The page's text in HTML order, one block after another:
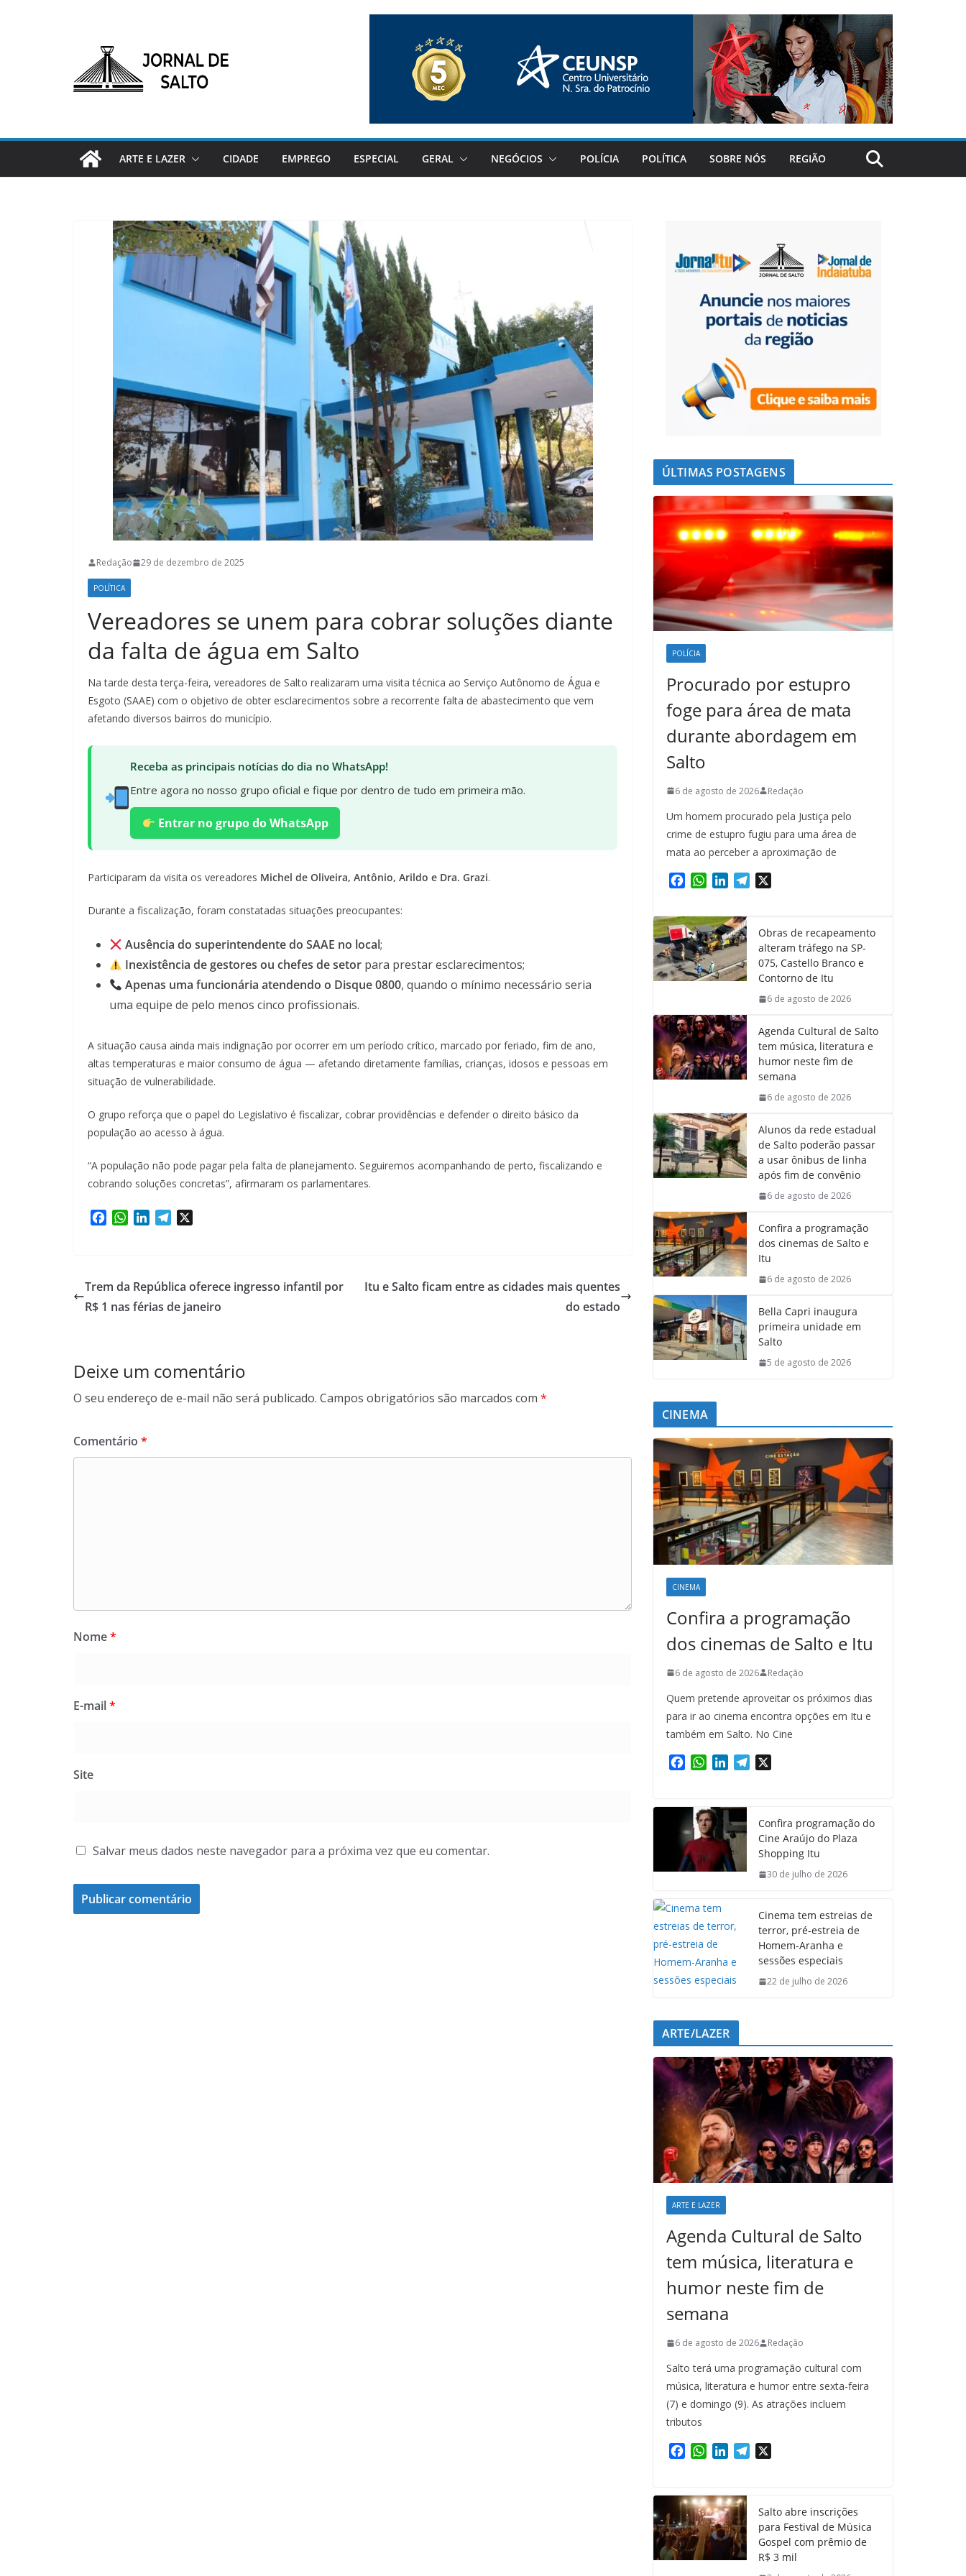
ARTE E LAZER CIDADE EMPREGO ESPECIAL GERAL NEGÓCIOS POLÍCIA POLÍTICA SOBRE NÓS REGIÃO
Redação 29 de dezembro de 2025
POLÍTICA
Vereadores se unem para cobrar soluções diante
da falta de água em Salto
Na tarde desta terça-feira, vereadores de Salto realizaram uma visita técnica ao Serviço Autônomo de Água e
Esgoto (SAAE) com o objetivo de obter esclarecimentos sobre a recorrente falta de abastecimento que vem
afetando diversos bairros do município.
Receba as principais notícias do dia no WhatsApp!
Entre agora no nosso grupo oficial e fique por dentro de tudo em primeira mão.
Entrar no grupo do WhatsApp
Participaram da visita os vereadores Michel de Oliveira, Antônio, Arildo e Dra. Grazi.
Durante a fiscalização, foram constatadas situações preocupantes:
Ausência do superintendente do SAAE no local;
Inexistência de gestores ou chefes de setor para prestar esclarecimentos;
Apenas uma funcionária atendendo o Disque 0800, quando o mínimo necessário seria
uma equipe de pelo menos cinco profissionais.
A situação causa ainda mais indignação por ocorrer em um período crítico, marcado por feriado, fim de ano,
altas temperaturas e maior consumo de água — afetando diretamente famílias, crianças, idosos e pessoas em
situação de vulnerabilidade.
O grupo reforça que o papel do Legislativo é fiscalizar, cobrar providências e defender o direito básico da
população ao acesso à água.
“A população não pode pagar pela falta de planejamento. Seguiremos acompanhando de perto, fiscalizando e
cobrando soluções concretas”, afirmaram os parlamentares.
b
o
o
W
s
A
p
e
d
I
g
r
a
Trem da República oferece ingresso infantil por
R$ 1 nas férias de janeiro
Itu e Salto ficam entre as cidades mais quentes
do estado
Deixe um comentário
O seu endereço de e-mail não será publicado. Campos obrigatórios são marcados com *
Comentário *
Nome*
E-mail*
Site
Salvar meus dados neste navegador para a próxima vez que eu comentar.
ÚLTIMAS POSTAGENS
POLÍCIA
Procurado por estupro
foge para área de mata
durante abordagem em
Salto
6 de agosto de 2026 Redação
Um homem procurado pela Justiça pelo
crime de estupro fugiu para uma área de
mata ao perceber a aproximação de
c
e
b
o
o
W
a
t
s
A
p
n
k
e
d
I
Obras de recapeamento
alteram tráfego na SP-
075, Castello Branco e
Contorno de Itu
6 de agosto de 2026
Agenda Cultural de Salto
tem música, literatura e
humor neste fim de
semana
6 de agosto de 2026
Alunos da rede estadual
de Salto poderão passar
a usar ônibus de linha
após fim de convênio
6 de agosto de 2026
Confira a programação
dos cinemas de Salto e
Itu
6 de agosto de 2026
Bella Capri inaugura
primeira unidade em
Salto
5 de agosto de 2026
CINEMA
CINEMA
Confira a programação
dos cinemas de Salto e Itu
6 de agosto de 2026 Redação
Quem pretende aproveitar os próximos dias
para ir ao cinema encontra opções em Itu e
também em Salto. No Cine
e
b
o
o
k
W
t
s
A
p
p
k
e
d
I
n
m
Confira programação do
Cine Araújo do Plaza
Shopping Itu
30 de julho de 2026
Cinema tem estreias de
terror, pré-estreia de
Homem-Aranha e
sessões especiais
22 de julho de 2026
ARTE/LAZER
ARTE E LAZER
Agenda Cultural de Salto
tem música, literatura e
humor neste fim de
semana
6 de agosto de 2026 Redação
Salto terá uma programação cultural com
música, literatura e humor entre sexta-feira
(7) e domingo (9). As atrações incluem
tributos
e
b
o
o
k
W
t
s
A
p
p
k
e
d
n
m
Salto abre inscrições
para Festival de Música
Gospel com prêmio de
R$ 3 mil